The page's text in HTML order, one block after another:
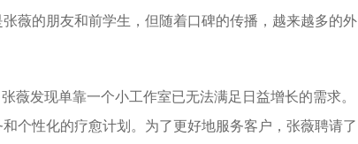
薇的朋友和前学生，但随着口碑的传播，越来越多的外
薇发现单靠一个小工作室已无法满足日益增长的需求。
个性化的疗愈计划。为了更好地服务客户，张薇聘请了